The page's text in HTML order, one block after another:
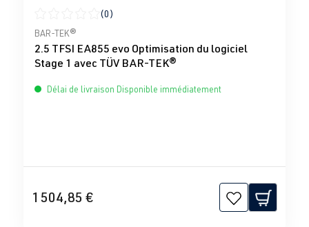
Note moyenne de 0 sur 5 étoiles
(0)
BAR-TEK®
2.5 TFSI EA855 evo Optimisation du logiciel
Stage 1 avec TÜV BAR-TEK®
Délai de livraison Disponible immédiatement
1 504,85 €